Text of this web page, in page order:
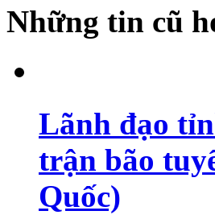
Những tin cũ
Lãnh đạo
trận bão
Quốc)